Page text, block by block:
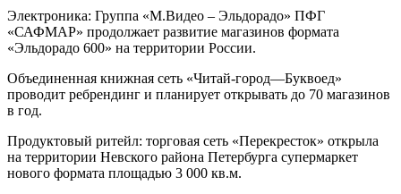
Электроника: Группа «М.Видео – Эльдорадо» ПФГ
«САФМАР» продолжает развитие магазинов формата
«Эльдорадо 600» на территории России.
Объединенная книжная сеть «Читай-город—Буквоед»
проводит ребрендинг и планирует открывать до 70 магазинов
в год.
Продуктовый ритейл: торговая сеть «Перекресток» открыла
на территории Невского района Петербурга супермаркет
нового формата площадью 3 000 кв.м.